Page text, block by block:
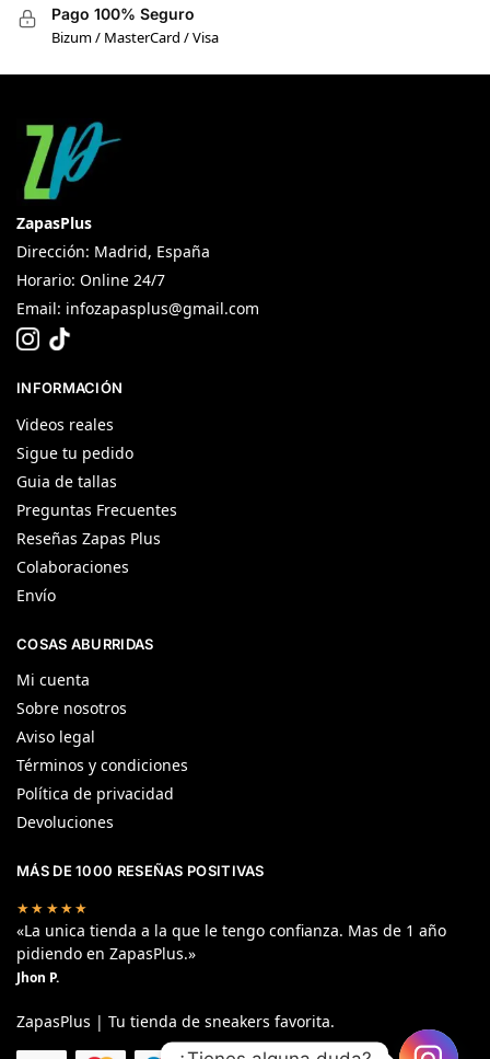
Pago 100% Seguro
Bizum / MasterCard / Visa
ZapasPlus
Dirección: Madrid, España
Horario: Online 24/7
Email: infozapasplus@gmail.com
INFORMACIÓN
Videos reales
Sigue tu pedido
Guia de tallas
Preguntas Frecuentes
Reseñas Zapas Plus
Colaboraciones
Envío
COSAS ABURRIDAS
Mi cuenta
Sobre nosotros
Aviso legal
Términos y condiciones
Política de privacidad
Devoluciones
MÁS DE 1000 RESEÑAS POSITIVAS
★★★★★
«La unica tienda a la que le tengo confianza. Mas de 1 año
pidiendo en ZapasPlus.»
Jhon P.
ZapasPlus | Tu tienda de sneakers favorita.